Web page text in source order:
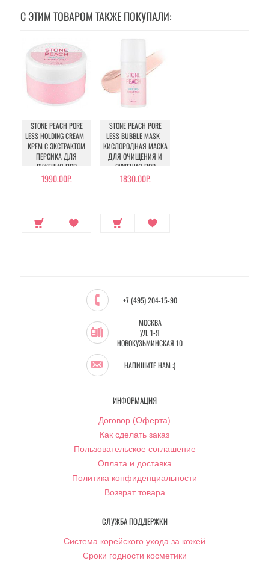
С ЭТИМ ТОВАРОМ ТАКЖЕ ПОКУПАЛИ:
STONE PEACH PORE
LESS HOLDING CREAM -
КРЕМ С ЭКСТРАКТОМ
ПЕРСИКА ДЛЯ
СУЖЕНИЯ ПОР
1990.00Р.
STONE PEACH PORE
LESS BUBBLE MASK -
КИСЛОРОДНАЯ МАСКА
ДЛЯ ОЧИЩЕНИЯ И
СУЖЕНИЯ ПОР
1830.00Р.
+7 (495) 204-15-90
МОСКВА
УЛ. 1-Я
НОВОКУЗЬМИНСКАЯ 10
НАПИШИТЕ НАМ :)
ИНФОРМАЦИЯ
Договор (Оферта)
Как сделать заказ
Пользовательское соглашение
Оплата и доставка
Политика конфиденциальности
Возврат товара
СЛУЖБА ПОДДЕРЖКИ
Система корейского ухода за кожей
Сроки годности косметики